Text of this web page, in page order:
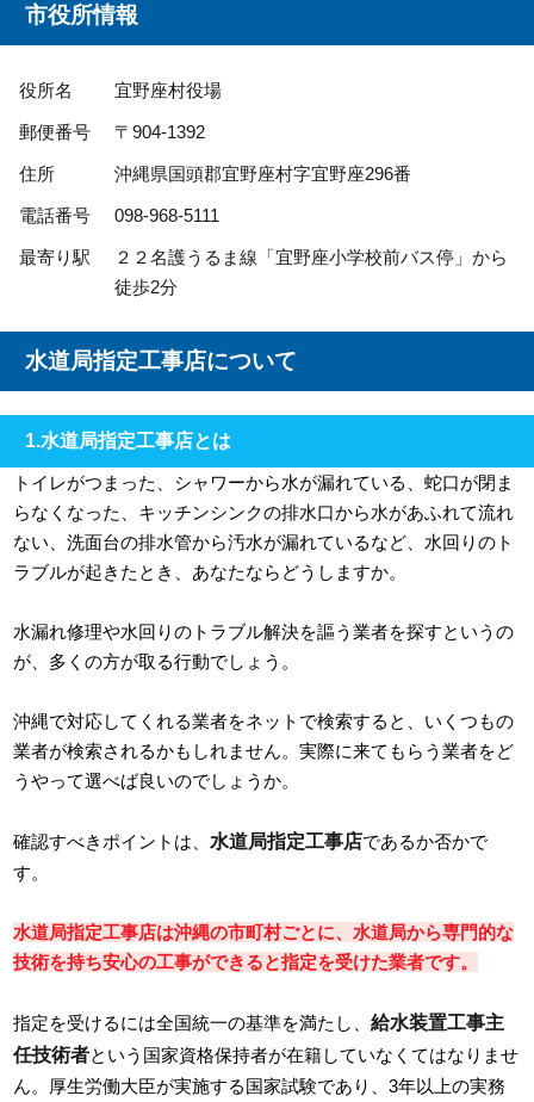
市役所情報
役所名 宜野座村役場
郵便番号 〒904-1392
住所 沖縄県国頭郡宜野座村字宜野座296番
電話番号 098-968-5111
最寄り駅
２２名護うるま線「宜野座小学校前バス停」から
徒歩2分
水道局指定工事店について
1.水道局指定工事店とは
トイレがつまった、シャワーから水が漏れている、蛇口が閉ま
らなくなった、キッチンシンクの排水口から水があふれて流れ
ない、洗面台の排水管から汚水が漏れているなど、水回りのト
ラブルが起きたとき、あなたならどうしますか。
水漏れ修理や水回りのトラブル解決を謳う業者を探すというの
が、多くの方が取る行動でしょう。
沖縄で対応してくれる業者をネットで検索すると、いくつもの
業者が検索されるかもしれません。実際に来てもらう業者をど
うやって選べば良いのでしょうか。
確認すべきポイントは、 水道局指定工事店であるか否かで
す。
水道局指定工事店は沖縄の市町村ごとに、水道局から専門的な
技術を持ち安心の工事ができると指定を受けた業者です。
指定を受けるには全国統一の基準を満たし、給水装置工事主
任技術者という国家資格保持者が在籍していなくてはなりませ
ん。厚生労働大臣が実施する国家試験であり、3年以上の実務